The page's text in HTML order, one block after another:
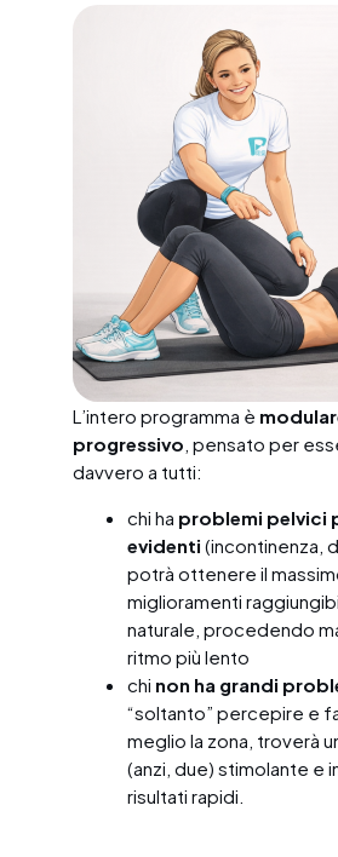
L’intero programma è
progressivo , pensato per
davvero a tutti:
chi ha problemi pelvici
evidenti (incontinenza,
potrà ottenere il
miglioramenti
naturale, procedendo
ritmo più lento
chi non ha grandi
“soltanto” percepire e
meglio la zona, troverà
(anzi, due) stimolante e
risultati rapidi.